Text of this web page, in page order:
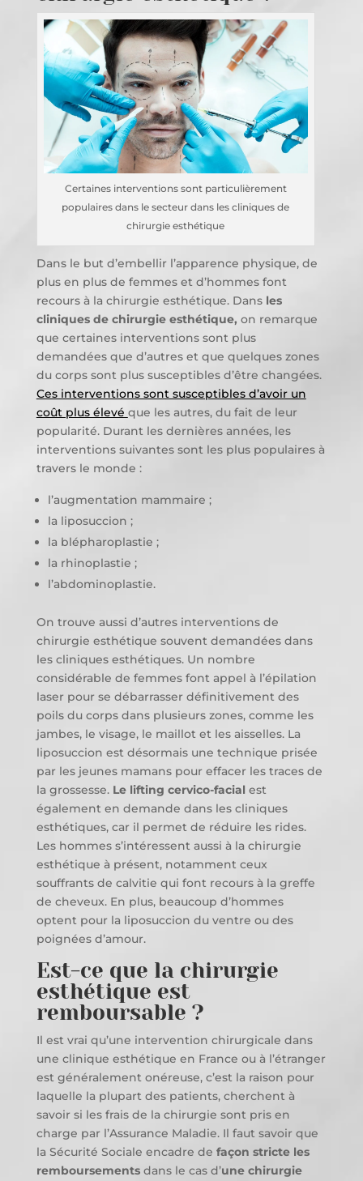
Certaines interventions sont particulièrement
populaires dans le secteur dans les cliniques de
chirurgie esthétique
Dans le but d’embellir l’apparence physique, de
plus en plus de femmes et d’hommes font
recours à la chirurgie esthétique. Dans les
cliniques de chirurgie esthétique, on remarque
que certaines interventions sont plus
demandées que d’autres et que quelques zones
du corps sont plus susceptibles d’être changées.
Ces interventions sont susceptibles d’avoir un
coût plus élevé que les autres, du fait de leur
popularité. Durant les dernières années, les
interventions suivantes sont les plus populaires à
travers le monde :
l’augmentation mammaire ;
la liposuccion ;
la blépharoplastie ;
la rhinoplastie ;
l’abdominoplastie.
On trouve aussi d’autres interventions de
chirurgie esthétique souvent demandées dans
les cliniques esthétiques. Un nombre
considérable de femmes font appel à l’épilation
laser pour se débarrasser définitivement des
poils du corps dans plusieurs zones, comme les
jambes, le visage, le maillot et les aisselles. La
liposuccion est désormais une technique prisée
par les jeunes mamans pour effacer les traces de
la grossesse.Le lifting cervico-facial est
également en demande dans les cliniques
esthétiques, car il permet de réduire les rides.
Les hommes s’intéressent aussi à la chirurgie
esthétique à présent, notamment ceux
souffrants de calvitie qui font recours à la greffe
de cheveux. En plus, beaucoup d’hommes
optent pour la liposuccion du ventre ou des
poignées d’amour.
Est-ce que la chirurgie
esthétique est
remboursable ?
Il est vrai qu’une intervention chirurgicale dans
une clinique esthétique en France ou à l’étranger
est généralement onéreuse, c’est la raison pour
laquelle la plupart des patients, cherchent à
savoir si les frais de la chirurgie sont pris en
charge par l’Assurance Maladie. Il faut savoir que
la Sécurité Sociale encadre de façon stricte les
remboursementsdans le cas d’une chirurgie